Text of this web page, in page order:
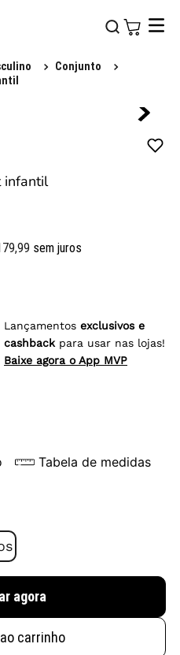
Conjunto
infantil
,99 sem juros
Lançamentos exclusivos e
cashback para usar nas lojas!
Baixe agora o App MVP
Tabela de medidas
agora
carrinho